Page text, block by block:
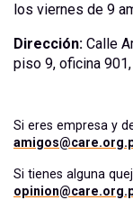
los viernes de 9
Dirección: Calle
piso 9, oficina
Si eres empresa y
Si tienes alguna